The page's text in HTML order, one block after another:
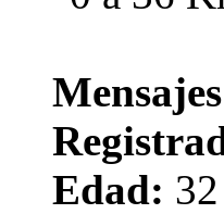
Edad: 32